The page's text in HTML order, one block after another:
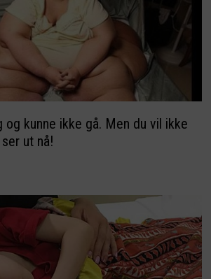
og kunne ikke gå. Men du vil ikke
ut nå!